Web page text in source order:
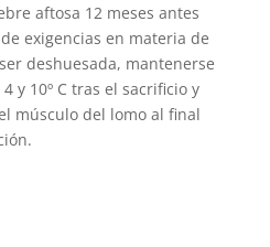
aftosa 12 meses antes
exigencias en materia de
deshuesada, mantenerse
y 10º C tras el sacrificio y
músculo del lomo al final